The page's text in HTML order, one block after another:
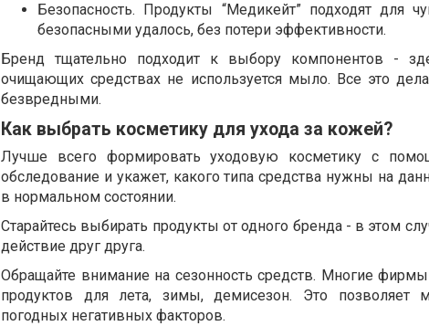
Безопасность. Продукты “Медикейт” подходят для
безопасными удалось, без потери эффективности.
Бренд тщательно подходит к выбору компонентов -
очищающих средствах не используется мыло. Все это
безвредными.
Как выбрать косметику для ухода за кожей?
Лучше всего формировать уходовую косметику с
обследование и укажет, какого типа средства нужны на
в нормальном состоянии.
Старайтесь выбирать продукты от одного бренда - в этом
действие друг друга.
Обращайте внимание на сезонность средств. Многие
продуктов для лета, зимы, демисезон. Это позволяет
погодных негативных факторов.